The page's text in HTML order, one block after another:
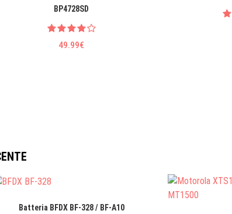
BP4728SD
49.99€
Batteria BFDX BF-328 / BF-A10